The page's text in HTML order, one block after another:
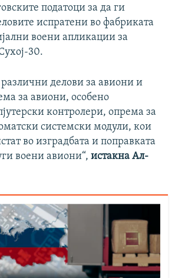
податоци за да ги
испратени во фабриката
воени апликации за
30.
различни делови за авиони и
за авиони, особено
контролери, опрема за
системски модули, кои
во изградбата и поправката
воени авиони“, истакна Ал-